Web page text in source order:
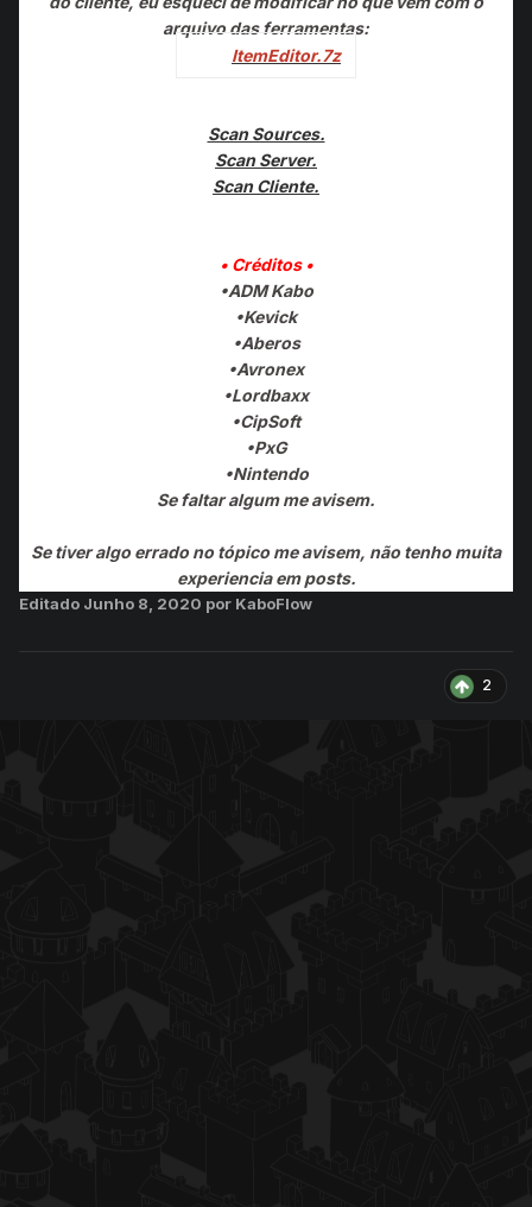
arquivo das ferramentas:
ItemEditor.7z
Scan Sources.
Scan Server.
Scan Cliente.
• Créditos •
•ADM Kabo
•Kevick
•Aberos
•Avronex
•Lordbaxx
•CipSoft
•PxG
•Nintendo
Se faltar algum me avisem.
Se tiver algo errado no tópico me avisem, não tenho muita
experiencia em posts.
Editado Junho 8, 2020 por KaboFlow
2